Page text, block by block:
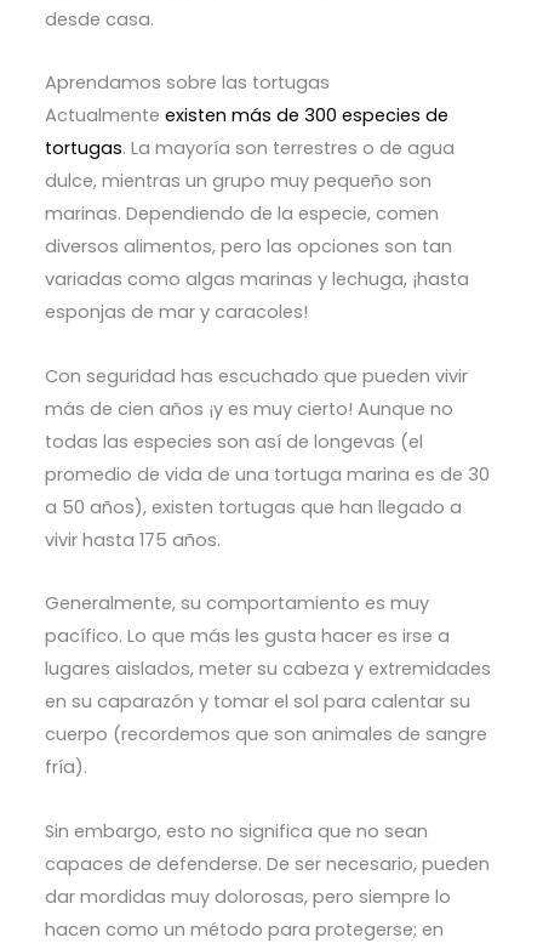
desde casa.
Aprendamos sobre las tortugas
Actualmente existen más de 300 especies de
tortugas. La mayoría son terrestres o de agua
dulce, mientras un grupo muy pequeño son
marinas. Dependiendo de la especie, comen
diversos alimentos, pero las opciones son tan
variadas como algas marinas y lechuga, ¡hasta
esponjas de mar y caracoles!
Con seguridad has escuchado que pueden vivir
más de cien años ¡y es muy cierto! Aunque no
todas las especies son así de longevas (el
promedio de vida de una tortuga marina es de 30
a 50 años), existen tortugas que han llegado a
vivir hasta 175 años.
Generalmente, su comportamiento es muy
pacífico. Lo que más les gusta hacer es irse a
lugares aislados, meter su cabeza y extremidades
en su caparazón y tomar el sol para calentar su
cuerpo (recordemos que son animales de sangre
fría).
Sin embargo, esto no significa que no sean
capaces de defenderse. De ser necesario, pueden
dar mordidas muy dolorosas, pero siempre lo
hacen como un método para protegerse; en